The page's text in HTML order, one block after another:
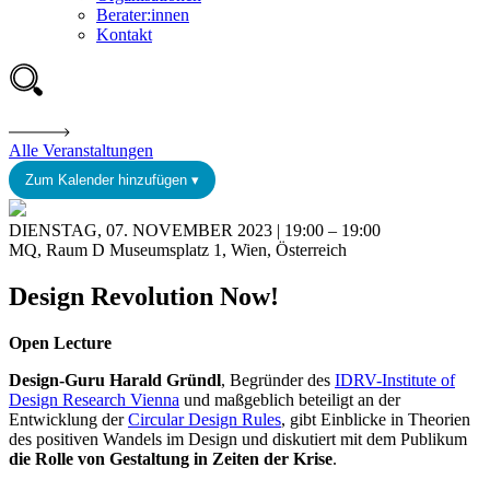
Berater:innen
Kontakt
Alle Veranstaltungen
Zum Kalender hinzufügen ▾
DIENSTAG, 07. NOVEMBER 2023 | 19:00 – 19:00
MQ, Raum D Museumsplatz 1, Wien, Österreich
Design Revolution Now!
Open Lecture
Design-Guru Harald Gründl, Begründer des IDRV-Institute of
Design Research Vienna und maßgeblich beteiligt an der
Entwicklung derCircular Design Rules, gibt Einblicke in Theorien
des positiven Wandels im Design und diskutiert mit dem Publikum
die Rolle von Gestaltung in Zeiten der Krise.